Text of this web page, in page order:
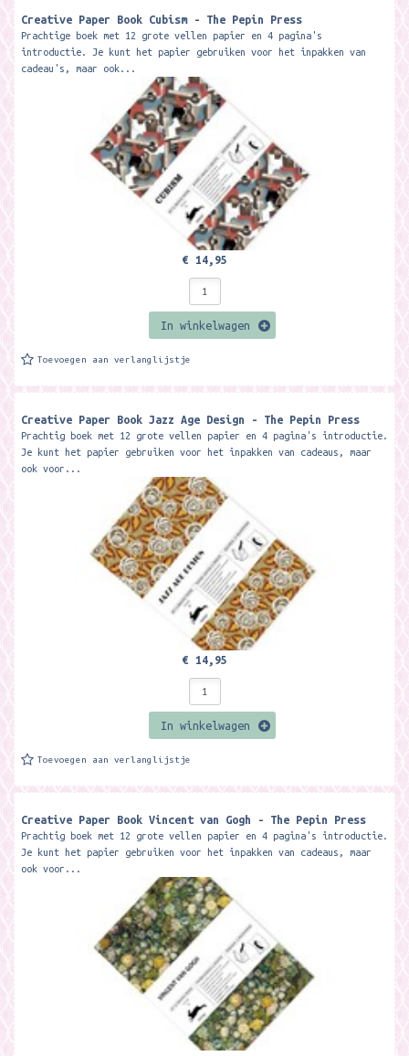
Creative Paper Book Cubism - The Pepin Press
Prachtige boek met 12 grote vellen papier en 4 pagina's
introductie. Je kunt het papier gebruiken voor het inpakken van
cadeau's, maar ook...
€ 14,95
In winkelwagen
Toevoegen aan verlanglijstje
Creative Paper Book Jazz Age Design - The Pepin Press
Prachtig boek met 12 grote vellen papier en 4 pagina's introductie.
Je kunt het papier gebruiken voor het inpakken van cadeaus, maar
ook voor...
€ 14,95
In winkelwagen
Toevoegen aan verlanglijstje
Creative Paper Book Vincent van Gogh - The Pepin Press
Prachtig boek met 12 grote vellen papier en 4 pagina's introductie.
Je kunt het papier gebruiken voor het inpakken van cadeaus, maar
ook voor...